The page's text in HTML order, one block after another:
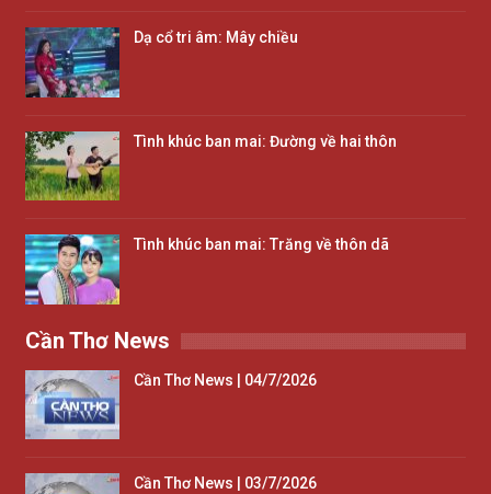
Dạ cổ tri âm: Mây chiều
Tình khúc ban mai: Đường về hai thôn
Tình khúc ban mai: Trăng về thôn dã
Cần Thơ News
Cần Thơ News | 04/7/2026
Cần Thơ News | 03/7/2026